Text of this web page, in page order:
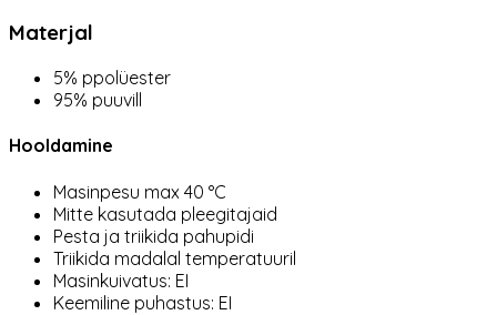
Materjal
5% ppolüester
95% puuvill
Hooldamine
Masinpesu max 40 °C
Mitte kasutada pleegitajaid
Pesta ja triikida pahupidi
Triikida madalal temperatuuril
Masinkuivatus: EI
Keemiline puhastus: EI